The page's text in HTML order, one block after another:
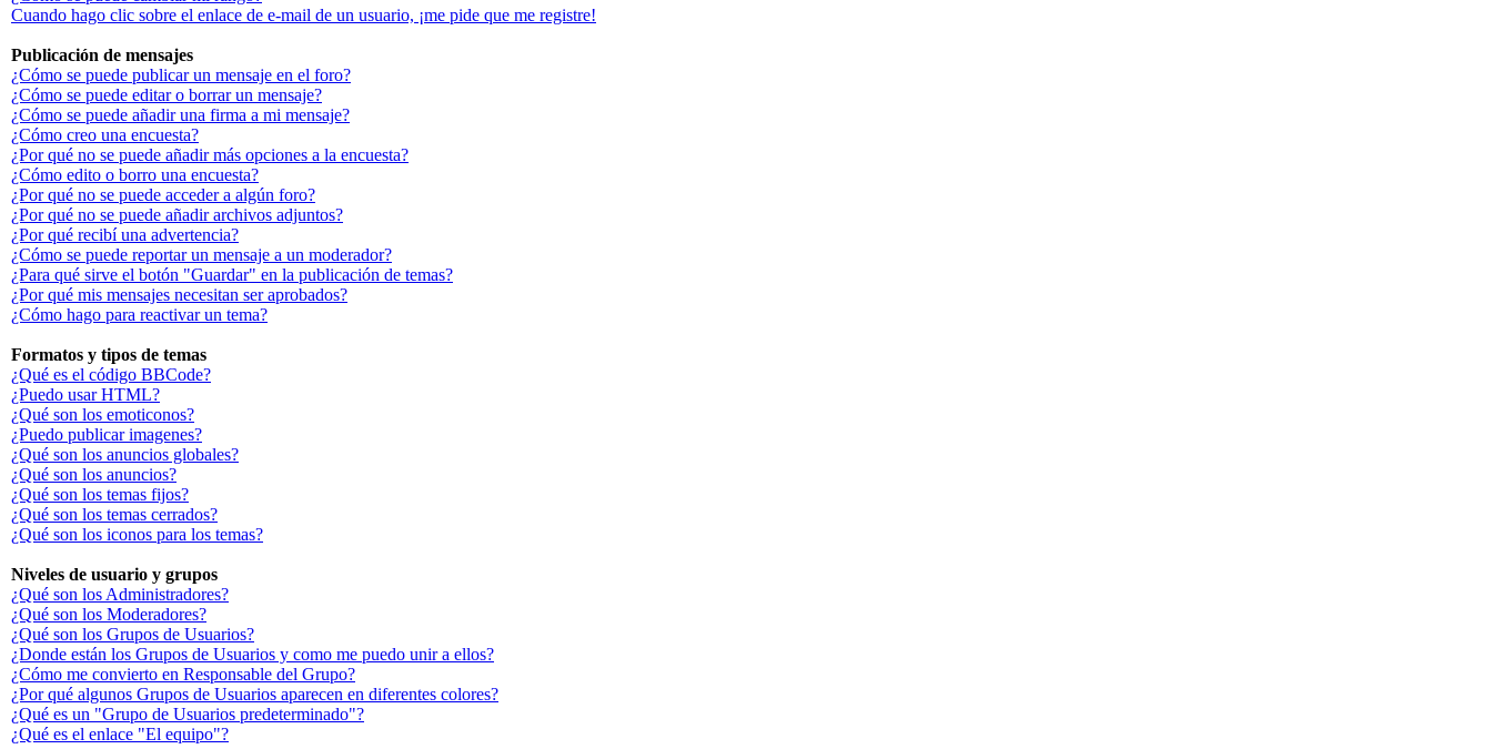
Cuando hago clic sobre el enlace de e-mail de un usuario, ¡me pide que me registre!
Publicación de mensajes
¿Cómo se puede publicar un mensaje en el foro?
¿Cómo se puede editar o borrar un mensaje?
¿Cómo se puede añadir una firma a mi mensaje?
¿Cómo creo una encuesta?
¿Por qué no se puede añadir más opciones a la encuesta?
¿Cómo edito o borro una encuesta?
¿Por qué no se puede acceder a algún foro?
¿Por qué no se puede añadir archivos adjuntos?
¿Por qué recibí una advertencia?
¿Cómo se puede reportar un mensaje a un moderador?
¿Para qué sirve el botón "Guardar" en la publicación de temas?
¿Por qué mis mensajes necesitan ser aprobados?
¿Cómo hago para reactivar un tema?
Formatos y tipos de temas
¿Qué es el código BBCode?
¿Puedo usar HTML?
¿Qué son los emoticonos?
¿Puedo publicar imagenes?
¿Qué son los anuncios globales?
¿Qué son los anuncios?
¿Qué son los temas fijos?
¿Qué son los temas cerrados?
¿Qué son los iconos para los temas?
Niveles de usuario y grupos
¿Qué son los Administradores?
¿Qué son los Moderadores?
¿Qué son los Grupos de Usuarios?
¿Donde están los Grupos de Usuarios y como me puedo unir a ellos?
¿Cómo me convierto en Responsable del Grupo?
¿Por qué algunos Grupos de Usuarios aparecen en diferentes colores?
¿Qué es un "Grupo de Usuarios predeterminado"?
¿Qué es el enlace "El equipo"?